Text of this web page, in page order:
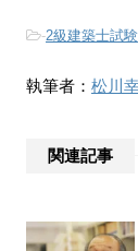
-2級建築士試験
執筆者： 松川
関連記事